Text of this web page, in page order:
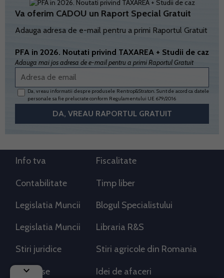
Va oferim CADOU un Raport Special Gratuit
Adauga adresa de e-mail pentru a primi Raportul Gratuit
PFA in 2026. Noutati privind TAXAREA + Studii de caz
Adauga mai jos adresa de e-mail pentru a primi Raportul Gratuit
Da, vreau informatii despre produsele Rentrop&Straton. Sunt de acord ca datele
personale sa fie prelucrate conform Regulamentului UE 679/2016
keyboard_arrow_down
Info tva Fiscalitate
Contabilitate Timp liber
Legislatia Muncii Blogul Specialistului
Legislatia Muncii Libraria R&S
Stiri juridice Stiri agricole din Romania
AdSense Idei de afaceri